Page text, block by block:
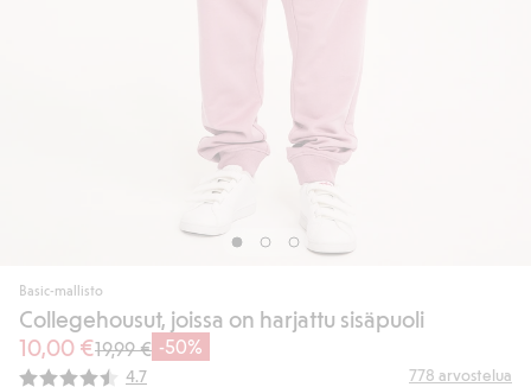
Basic-mallisto
Collegehousut, joissa on harjattu sisäpuoli
10,00 €19,99 € -50%
Keskimääräinen luokitus:
4.7 778 arvostelua